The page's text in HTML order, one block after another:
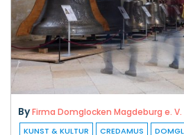
Firma Domglocken Magdeburg e. V.
GLOCKEN
GLOCKENBAU